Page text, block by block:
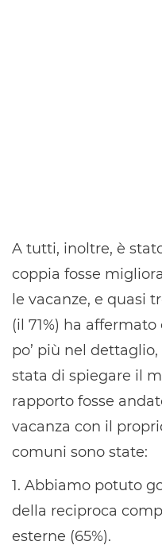
A tutti, inoltre, è
coppia fosse
le vacanze, e quasi
(il 71%) ha
po’ più nel
stata di spiegare il
rapporto fosse
vacanza con il
comuni sono state:
1. Abbiamo potuto
della reciproca
esterne (65%).